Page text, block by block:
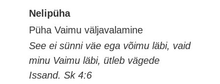
Nelipüha
Püha Vaimu väljavalamine
See ei sünni väe ega võimu läbi, vaid
minu Vaimu läbi, ütleb vägede
Issand. Sk 4:6